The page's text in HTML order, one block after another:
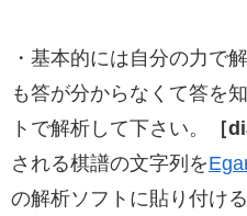
・基本的には自分の力で
も答が分からなくて答を
トで解析して下さい。
［
される棋譜の文字列を
の解析ソフトに貼り付け